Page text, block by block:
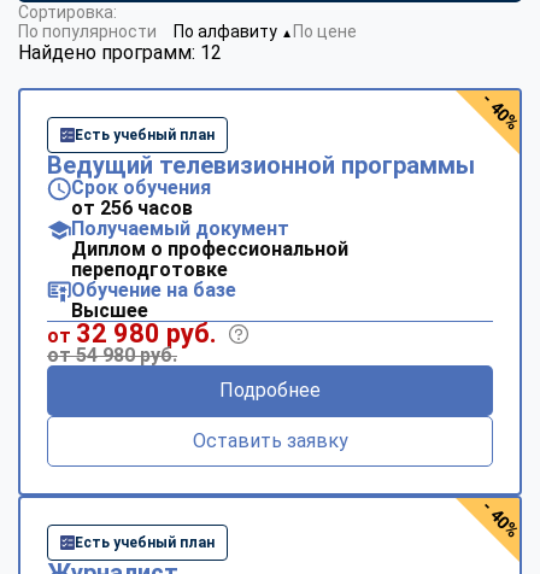
Найдено программ: 12
Сортировка:
По популярности
По алфавиту ▼ По цене
Есть учебный план
Ведущий телевизионной программы
Срок обучения
от 256 часов
Получаемый документ
Диплом о профессиональной
переподготовке
Обучение на базе
Высшее
от 32 980 руб.
от 54 980 руб.
Подробнее
Оставить заявку
- 40%
Есть учебный план
- 40%